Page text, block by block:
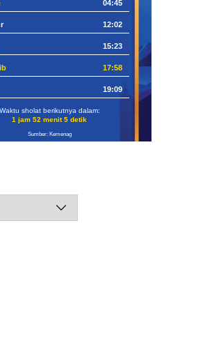
04:45
12:02
15:23
17:58
19:09
Waktu sholat berikutnya dalam:
1 jam 52 menit 4 detik
Sumber: Kemenag